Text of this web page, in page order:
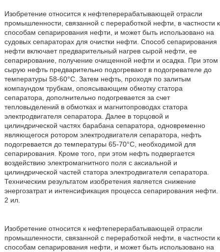
Изобретение относится к нефтеперерабатывающей отрасли
промышленности, связанной с переработкой нефти, в частности к
способам сепарирования нефти, и может быть использовано на
судовых сепараторах для очистки нефти. Способ сепарирования
нефти включает предварительный нагрев сырой нефти, ее
сепарирование, получение очищенной нефти и осадка. При этом
сырую нефть предварительно подогревают в подогревателе до
температуры 58-60°C. Затем нефть, проходя по залитым
компаундом трубкам, опоясывающим обмотку статора
сепаратора, дополнительно подогревается за счет
тепловыделений в обмотках и магнитопроводах статора
электродвигателя сепаратора. Далее в торцовой и
цилиндрической частях барабана сепаратора, одновременно
являющегося ротором электродвигателя сепаратора, нефть
подогревается до температуры 65-70°C, необходимой для
сепарирования. Кроме того, при этом нефть подвергается
воздействию электромагнитного поля с аксиальной и
цилиндрической частей статора электродвигателя сепаратора.
Техническим результатом изобретения является снижение
энергозатрат и интенсификация процесса сепарирования нефти.
2 ил.
Изобретение относится к нефтеперерабатывающей отрасли
промышленности, связанной с переработкой нефти, в частности к
способам сепарирования нефти, и может быть использовано на